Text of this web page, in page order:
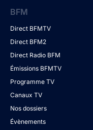
BFM
Direct BFMTV
Direct BFM2
Direct Radio BFM
Émissions BFMTV
Programme TV
Canaux TV
Nos dossiers
Évènements